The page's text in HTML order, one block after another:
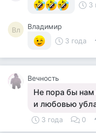
3
Вл
Владимир
3 года
Вечность
Не пора бы нам
и любовью
3 года 0